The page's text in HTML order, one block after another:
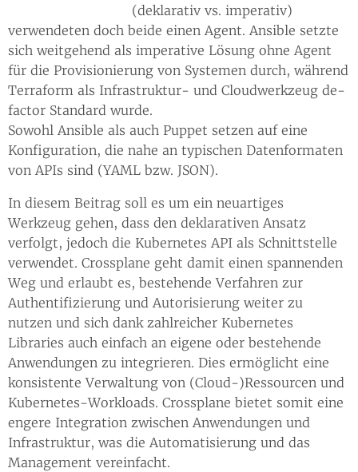
(deklarativ vs. imperativ)
verwendeten doch beide einen Agent. Ansible setzte
sich weitgehend als imperative Lösung ohne Agent
für die Provisionierung von Systemen durch, während
Terraform als Infrastruktur- und Cloudwerkzeug de-
factor Standard wurde.
Sowohl Ansible als auch Puppet setzen auf eine
Konfiguration, die nahe an typischen Datenformaten
von APIs sind (YAML bzw. JSON).
In diesem Beitrag soll es um ein neuartiges
Werkzeug gehen, dass den deklarativen Ansatz
verfolgt, jedoch die Kubernetes API als Schnittstelle
verwendet. Crossplane geht damit einen spannenden
Weg und erlaubt es, bestehende Verfahren zur
Authentifizierung und Autorisierung weiter zu
nutzen und sich dank zahlreicher Kubernetes
Libraries auch einfach an eigene oder bestehende
Anwendungen zu integrieren. Dies ermöglicht eine
konsistente Verwaltung von (Cloud-)Ressourcen und
Kubernetes-Workloads. Crossplane bietet somit eine
engere Integration zwischen Anwendungen und
Infrastruktur, was die Automatisierung und das
Management vereinfacht.